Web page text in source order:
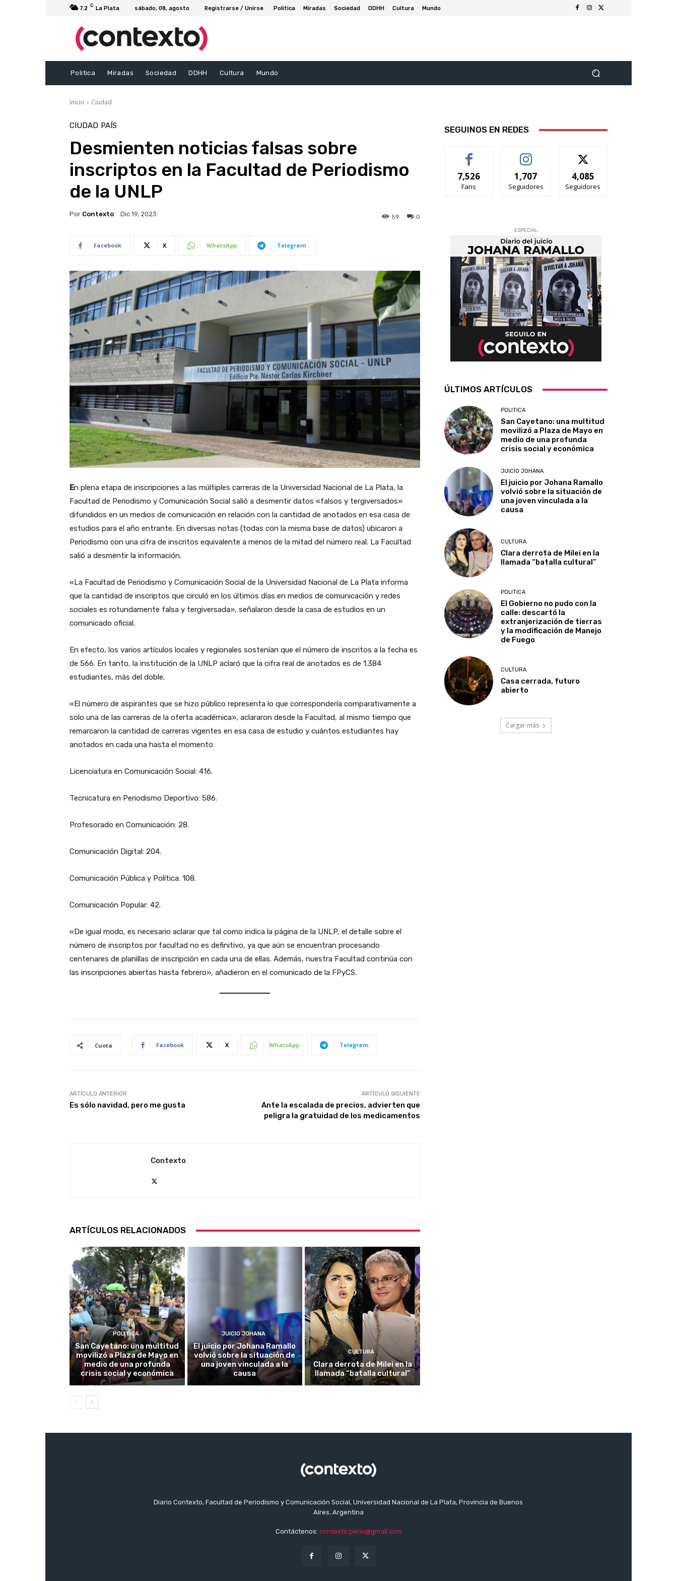
7.2 C La Plata sábado, 08, agosto Registrarse / Unirse Politica Miradas Sociedad DDHH Cultura Mundo
Politica Miradas Sociedad DDHH Cultura Mundo
Inicio Ciudad
CIUDAD PAÍS
Desmienten noticias falsas sobre
inscriptos en la Facultad de Periodismo
de la UNLP
Por Contexto Dic 19, 2023 0
59
Facebook X WhatsApp Telegram
En plena etapa de inscripciones a las múltiples carreras de la Universidad Nacional de La Plata, la
Facultad de Periodismo y Comunicación Social salió a desmentir datos «falsos y tergiversados»
difundidos en un medios de comunicación en relación con la cantidad de anotados en esa casa de
estudios para el año entrante. En diversas notas (todas con la misma base de datos) ubicaron a
Periodismo con una cifra de inscritos equivalente a menos de la mitad del número real. La Facultad
salió a desmentir la información.
«La Facultad de Periodismo y Comunicación Social de la Universidad Nacional de La Plata informa
que la cantidad de inscriptos que circuló en los últimos días en medios de comunicación y redes
sociales es rotundamente falsa y tergiversada», señalaron desde la casa de estudios en un
comunicado oficial.
En efecto, los varios artículos locales y regionales sostenían que el número de inscritos a la fecha es
de 566. En tanto, la institución de la UNLP aclaró que la cifra real de anotados es de 1.384
estudiantes, más del doble.
«El número de aspirantes que se hizo público representa lo que correspondería comparativamente a
solo una de las carreras de la oferta académica», aclararon desde la Facultad, al mismo tiempo que
remarcaron la cantidad de carreras vigentes en esa casa de estudio y cuántos estudiantes hay
anotados en cada una hasta el momento:
Licenciatura en Comunicación Social: 416.
Tecnicatura en Periodismo Deportivo: 586.
Profesorado en Comunicación: 28.
Comunicación Digital: 204.
Comunicación Pública y Política: 108.
Comunicación Popular: 42.
«De igual modo, es necesario aclarar que tal como indica la página de la UNLP, el detalle sobre el
número de inscriptos por facultad no es definitivo, ya que aún se encuentran procesando
centenares de planillas de inscripción en cada una de ellas. Además, nuestra Facultad continúa con
las inscripciones abiertas hasta febrero», añadieron en el comunicado de la FPyCS.
Cuota Facebook X WhatsApp Telegram
ARTÍCULO ANTERIOR
Es sólo navidad, pero me gusta
ARTÍCULO SIGUIENTE
Ante la escalada de precios, advierten que
peligra la gratuidad de los medicamentos
Contexto
ARTÍCULOS RELACIONADOS
POLITICA
San Cayetano: una multitud
movilizó a Plaza de Mayo en
medio de una profunda
crisis social y económica
JUICIO JOHANA
El juicio por Johana Ramallo
volvió sobre la situación de
una joven vinculada a la
causa
CULTURA
Clara derrota de Milei en la
llamada “batalla cultural”
SEGUINOS EN REDES
7,526
Fans
1,707
Seguidores
4,085
Seguidores
ESPECIAL
ÚLTIMOS ARTÍCULOS
POLITICA
San Cayetano: una multitud
movilizó a Plaza de Mayo en
medio de una profunda
crisis social y económica
JUICIO JOHANA
El juicio por Johana Ramallo
volvió sobre la situación de
una joven vinculada a la
causa
CULTURA
Clara derrota de Milei en la
llamada “batalla cultural”
POLITICA
El Gobierno no pudo con la
calle: descartó la
extranjerización de tierras
y la modificación de Manejo
de Fuego
CULTURA
Casa cerrada, futuro
abierto
Cargar más
Diario Contexto, Facultad de Periodismo y Comunicación Social, Universidad Nacional de La Plata, Provincia de Buenos
Aires, Argentina
Contáctenos: contexto.perio@gmail.com